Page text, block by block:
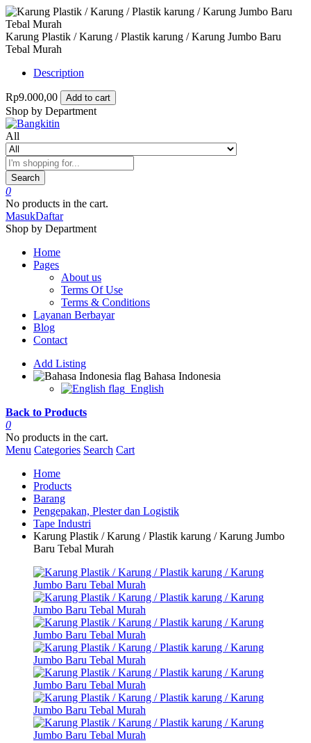
Karung Plastik / Karung / Plastik karung / Karung Jumbo Baru
Tebal Murah
Description
Rp9.000,00 Add to cart
Shop by Department
All
Search
0
No products in the cart.
MasukDaftar
Shop by Department
Home
Pages
About us
Terms Of Use
Terms & Conditions
Layanan Berbayar
Blog
Contact
Add Listing
Bahasa Indonesia
English
Back to Products
0
No products in the cart.
Menu Categories Search Cart
Home
Products
Barang
Pengepakan, Plester dan Logistik
Tape Industri
Karung Plastik / Karung / Plastik karung / Karung Jumbo
Baru Tebal Murah